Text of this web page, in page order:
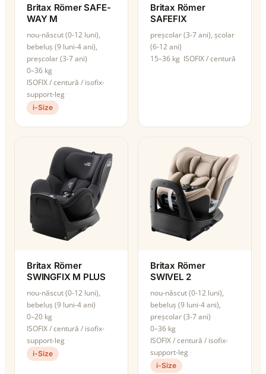
Britax Römer SAFE-
WAY M
nou-născut (0-12 luni),
bebeluș (9 luni-4 ani),
preșcolar (3-7 ani)
0–36 kg
ISOFIX / centură / isofix-
support-leg
i-Size
Britax Römer
SAFEFIX
preșcolar (3-7 ani), școlar
(6-12 ani)
15–36 kg ISOFIX / centură
Britax Römer
SWINGFIX M PLUS
nou-născut (0-12 luni),
bebeluș (9 luni-4 ani)
0–20 kg
ISOFIX / centură / isofix-
support-leg
i-Size
Britax Römer
SWIVEL 2
nou-născut (0-12 luni),
bebeluș (9 luni-4 ani),
preșcolar (3-7 ani)
0–36 kg
ISOFIX / centură / isofix-
support-leg
i-Size